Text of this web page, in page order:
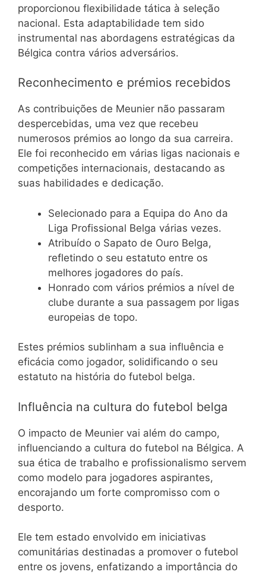
proporcionou flexibilidade tática à seleção
nacional. Esta adaptabilidade tem sido
instrumental nas abordagens estratégicas da
Bélgica contra vários adversários.
Reconhecimento e prémios recebidos
As contribuições de Meunier não passaram
despercebidas, uma vez que recebeu
numerosos prémios ao longo da sua carreira.
Ele foi reconhecido em várias ligas nacionais e
competições internacionais, destacando as
suas habilidades e dedicação.
Selecionado para a Equipa do Ano da
Liga Profissional Belga várias vezes.
Atribuído o Sapato de Ouro Belga,
refletindo o seu estatuto entre os
melhores jogadores do país.
Honrado com vários prémios a nível de
clube durante a sua passagem por ligas
europeias de topo.
Estes prémios sublinham a sua influência e
eficácia como jogador, solidificando o seu
estatuto na história do futebol belga.
Influência na cultura do futebol belga
O impacto de Meunier vai além do campo,
influenciando a cultura do futebol na Bélgica. A
sua ética de trabalho e profissionalismo servem
como modelo para jogadores aspirantes,
encorajando um forte compromisso com o
desporto.
Ele tem estado envolvido em iniciativas
comunitárias destinadas a promover o futebol
entre os jovens, enfatizando a importância do